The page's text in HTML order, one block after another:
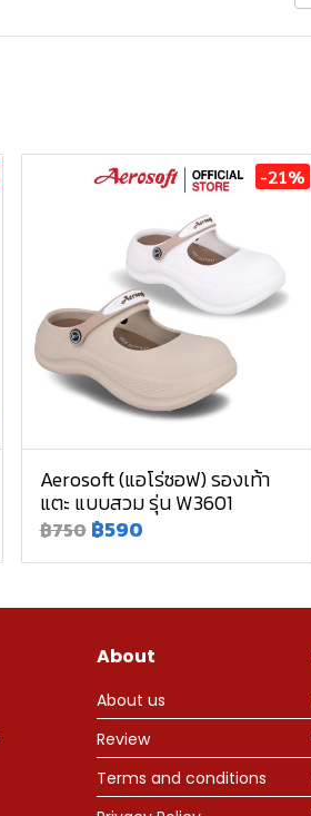
-21%
Aerosoft (แอโร่ซอฟ) รองเท้า
แตะ แบบสวม รุ่น W3601
฿750 ฿590
About
About us
Review
Terms and conditions